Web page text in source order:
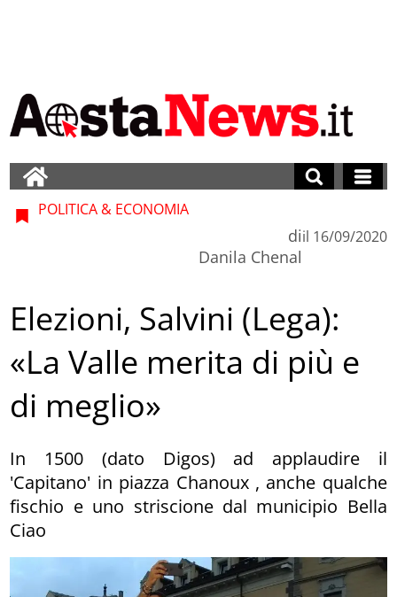
POLITICA & ECONOMIA
di
Danila Chenal
il 16/09/2020
Elezioni, Salvini (Lega):
«La Valle merita di più e
di meglio»
In 1500 (dato Digos) ad applaudire il
'Capitano' in piazza Chanoux , anche qualche
fischio e uno striscione dal municipio Bella
Ciao